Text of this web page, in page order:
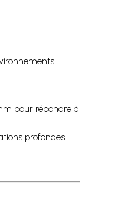
pour répondre à
profondes.